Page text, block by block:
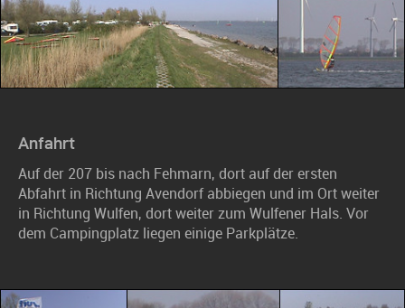
Anfahrt
Auf der 207 bis nach Fehmarn, dort auf der ersten
Abfahrt in Richtung Avendorf abbiegen und im Ort weiter
in Richtung Wulfen, dort weiter zum Wulfener Hals. Vor
dem Campingplatz liegen einige Parkplätze.